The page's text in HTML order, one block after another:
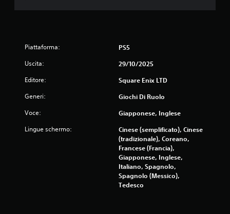
z
Piattaforma: PS5
Uscita: 29/10/2025
Editore: Square Enix LTD
Generi: Giochi Di Ruolo
Voce: Giapponese, Inglese
Lingue schermo:
Cinese (semplificato), Cinese
(tradizionale), Coreano,
Francese (Francia),
Giapponese, Inglese,
Italiano, Spagnolo,
Spagnolo (Messico),
Tedesco